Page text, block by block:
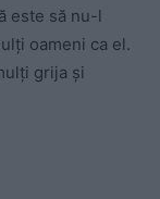
este să nu-l
oameni ca el.
grija și